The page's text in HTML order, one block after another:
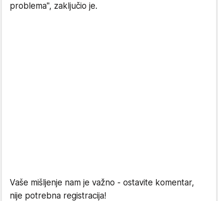
problema", zaključio je.
Vaše mišljenje nam je važno - ostavite komentar,
nije potrebna registracija!